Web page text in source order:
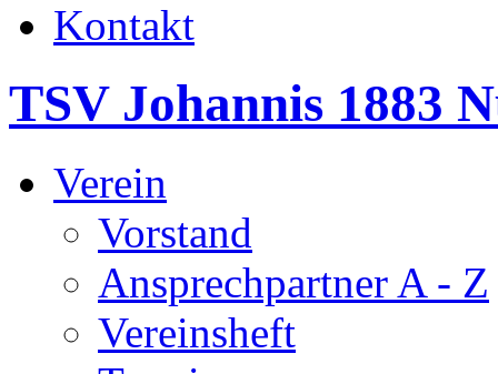
Kontakt
TSV Johannis 1883
Verein
Vorstand
Ansprechpartner A - Z
Vereinsheft